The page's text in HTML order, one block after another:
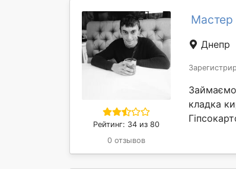
Рейтинг: 34 из 80
0 отзывов
Мастер
Днепр
кладка